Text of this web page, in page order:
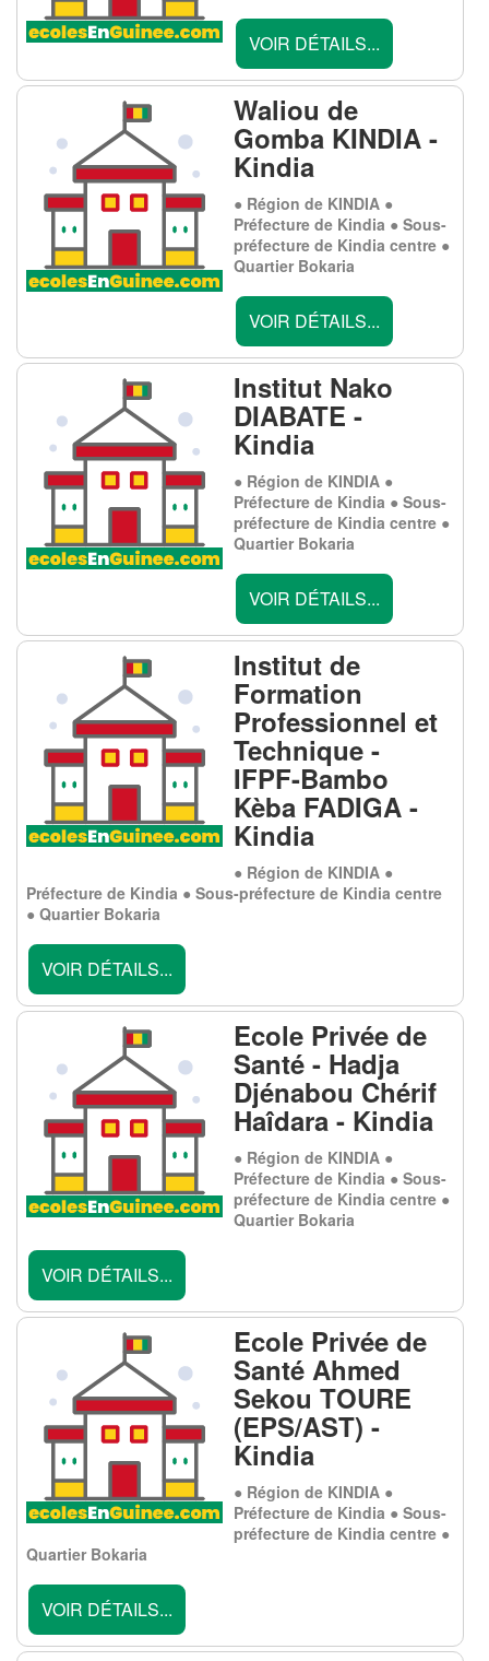
VOIR DÉTAILS...
Waliou de
Gomba KINDIA -
Kindia
● Région de KINDIA ●
Préfecture de Kindia ● Sous-
préfecture de Kindia centre ●
Quartier Bokaria
VOIR DÉTAILS...
Institut Nako
DIABATE -
Kindia
● Région de KINDIA ●
Préfecture de Kindia ● Sous-
préfecture de Kindia centre ●
Quartier Bokaria
VOIR DÉTAILS...
Institut de
Formation
Professionnel et
Technique -
IFPF-Bambo
Kèba FADIGA -
Kindia
● Région de KINDIA ●
Préfecture de Kindia ● Sous-préfecture de Kindia centre
● Quartier Bokaria
VOIR DÉTAILS...
Ecole Privée de
Santé - Hadja
Djénabou Chérif
Haîdara - Kindia
● Région de KINDIA ●
Préfecture de Kindia ● Sous-
préfecture de Kindia centre ●
Quartier Bokaria
VOIR DÉTAILS...
Ecole Privée de
Santé Ahmed
Sekou TOURE
(EPS/AST) -
Kindia
● Région de KINDIA ●
Préfecture de Kindia ● Sous-
préfecture de Kindia centre ●
Quartier Bokaria
VOIR DÉTAILS...